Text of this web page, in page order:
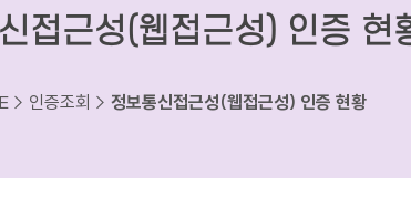
접근성(웹접근성) 인증 현
> 인증조회 > 정보통신접근성(웹접근성) 인증 현황